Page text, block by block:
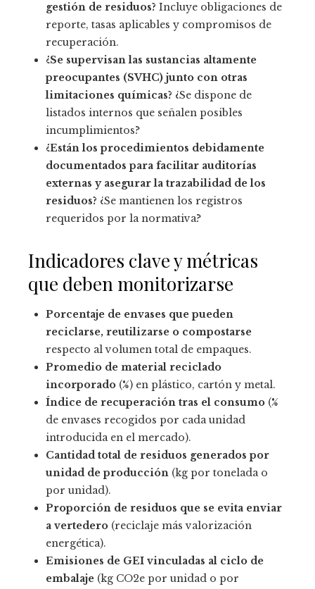
gestión de residuos? Incluye obligaciones de
reporte, tasas aplicables y compromisos de
recuperación.
¿Se supervisan las sustancias altamente
preocupantes (SVHC) junto con otras
limitaciones químicas? ¿Se dispone de
listados internos que señalen posibles
incumplimientos?
¿Están los procedimientos debidamente
documentados para facilitar auditorías
externas y asegurar la trazabilidad de los
residuos? ¿Se mantienen los registros
requeridos por la normativa?
Indicadores clave y métricas
que deben monitorizarse
Porcentaje de envases que pueden
reciclarse, reutilizarse o compostarse
respecto al volumen total de empaques.
Promedio de material reciclado
incorporado (%) en plástico, cartón y metal.
Índice de recuperación tras el consumo (%
de envases recogidos por cada unidad
introducida en el mercado).
Cantidad total de residuos generados por
unidad de producción (kg por tonelada o
por unidad).
Proporción de residuos que se evita enviar
a vertedero (reciclaje más valorización
energética).
Emisiones de GEI vinculadas al ciclo de
embalaje (kg CO2e por unidad o por